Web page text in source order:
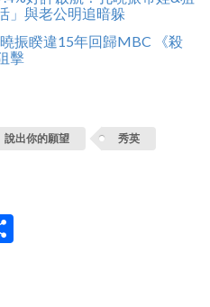
」與老公明追暗躲
振睽違15年回歸MBC 《殺
擊
說出你的願望 秀英